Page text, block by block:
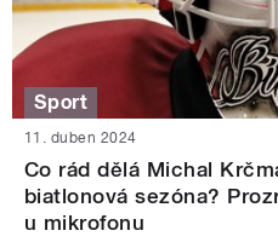
Sport
11. duben 2024
Co rád dělá Michal
biatlonová sezóna?
u mikrofonu